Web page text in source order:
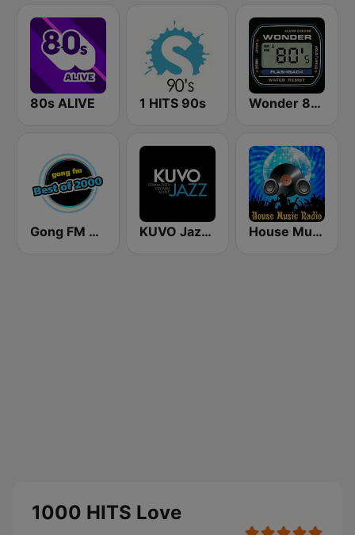
80s ALIVE 1 HITS 90s Wonder 80's
Gong FM Best of 2000 KUVO Jazz 89.3 FM House Music Radio
1000 HITS Love